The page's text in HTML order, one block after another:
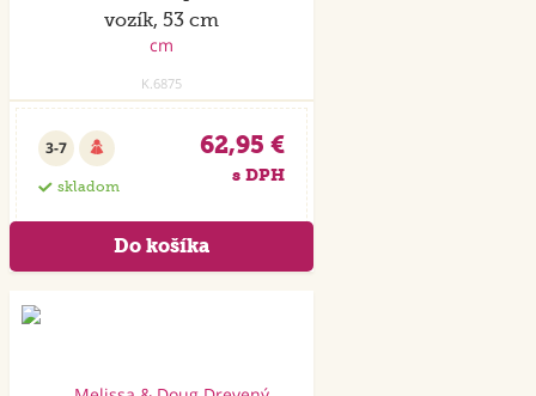
vozík, 53 cm
K.6875
3-7
skladom
62,95 €
s DPH